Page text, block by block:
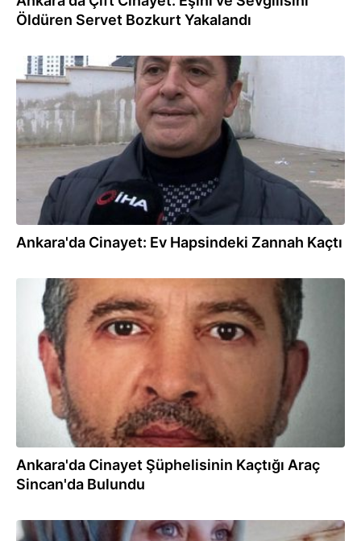
Öldüren Servet Bozkurt Yakalandı
22.11.2024
Ankara'da Cinayet: Ev Hapsindeki Zannah Kaçtı
21.11.2024
Ankara'da Cinayet Şüphelisinin Kaçtığı Araç
Sincan'da Bulundu
21.11.2024